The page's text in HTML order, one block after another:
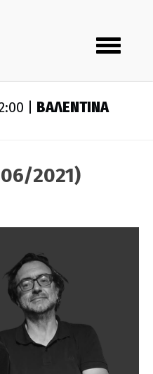
Toggle
navigation
| ΒΑΛΕΝΤΙΝΑ
2021)